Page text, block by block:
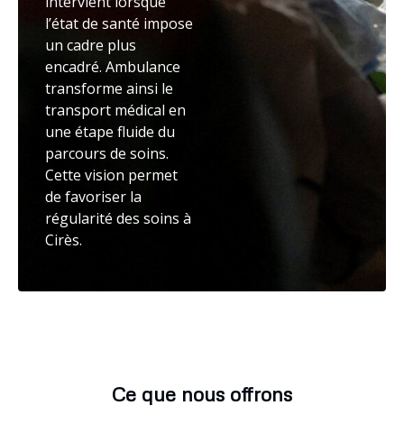
l’état de santé impose
un cadre plus
encadré. Ambulance
transforme ainsi le
transport médical en
une étape fluide du
parcours de soins.
Cette vision permet
de favoriser la
régularité des soins à
Cirès.
Ce que nous offrons